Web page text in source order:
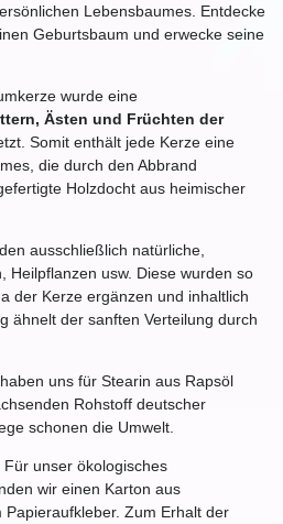
Lebensbaumes. Entdecke
Geburtsbaum und erwecke seine
wurde eine
Ästen und Früchten der
Somit enthält jede Kerze eine
die durch den Abbrand
Holzdocht aus heimischer
ausschließlich natürliche,
Heilpflanzen usw. Diese wurden so
der Kerze ergänzen und inhaltlich
ähnelt der sanften Verteilung durch
uns für Stearin aus Rapsöl
Rohstoff deutscher
schonen die Umwelt.
Für unser ökologisches
wir einen Karton aus
Zum Erhalt der